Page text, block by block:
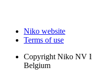
Niko website
Terms of use
Copyright Niko NV
Belgium